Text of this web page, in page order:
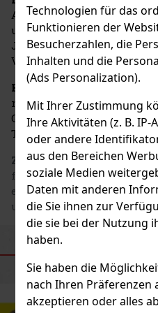
Technologien für das
Funktionieren der
Besucherzahlen, die
Inhalten und die
(Ads Personalization).
Mit Ihrer Zustimmung
Ihre Aktivitäten (z. B. IP-
oder andere
aus den Bereichen
soziale Medien
Daten mit anderen
die Sie ihnen zur
die sie bei der Nutzung
haben.
Sie haben die
nach Ihren Präferenzen
akzeptieren oder alles
Accessoire für Kinderfeste,
und Themenpartys. Es
Jahrmarktsatmosphäre
Versuch, eine süße
Hinweis:
Süßigkeiten,
nicht im Lieferumfang
Gegenstände in den
Tragkraft des Greifers
Zusammensetzung:Diese
funktioniert mit echtem
ein wirklich lustiges
und Erhalten